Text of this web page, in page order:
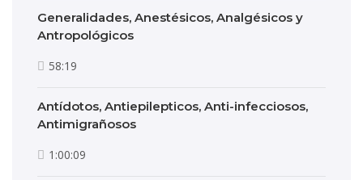
Generalidades, Anestésicos, Analgésicos y
Antropológicos
58:19
Antídotos, Antiepilepticos, Anti-infecciosos,
Antimigrañosos
1:00:09